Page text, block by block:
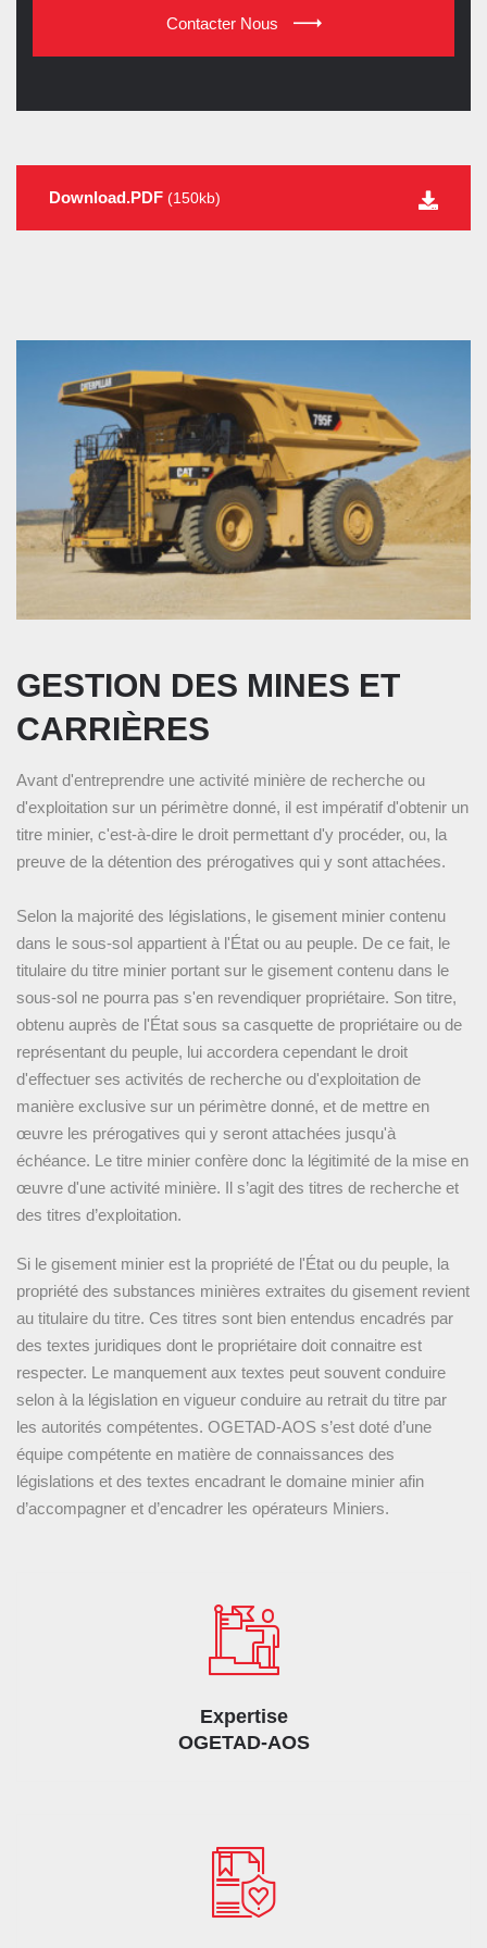
Contacter Nous
Download.PDF (150kb)
GESTION DES MINES ET
CARRIÈRES
Avant d'entreprendre une activité minière de recherche ou
d'exploitation sur un périmètre donné, il est impératif d'obtenir un
titre minier, c'est-à-dire le droit permettant d'y procéder, ou, la
preuve de la détention des prérogatives qui y sont attachées.
Selon la majorité des législations, le gisement minier contenu
dans le sous-sol appartient à l'État ou au peuple. De ce fait, le
titulaire du titre minier portant sur le gisement contenu dans le
sous-sol ne pourra pas s'en revendiquer propriétaire. Son titre,
obtenu auprès de l'État sous sa casquette de propriétaire ou de
représentant du peuple, lui accordera cependant le droit
d'effectuer ses activités de recherche ou d'exploitation de
manière exclusive sur un périmètre donné, et de mettre en
œuvre les prérogatives qui y seront attachées jusqu'à
échéance. Le titre minier confère donc la légitimité de la mise en
œuvre d'une activité minière. Il s’agit des titres de recherche et
des titres d’exploitation.
Si le gisement minier est la propriété de l'État ou du peuple, la
propriété des substances minières extraites du gisement revient
au titulaire du titre. Ces titres sont bien entendus encadrés par
des textes juridiques dont le propriétaire doit connaitre est
respecter. Le manquement aux textes peut souvent conduire
selon à la législation en vigueur conduire au retrait du titre par
les autorités compétentes. OGETAD-AOS s’est doté d’une
équipe compétente en matière de connaissances des
législations et des textes encadrant le domaine minier afin
d’accompagner et d’encadrer les opérateurs Miniers.
Expertise
OGETAD-AOS
OGETAD-AOS déploie plusieurs méthodes et techniques
grâce à ses équipes dynamiques dirigées par des expertes.
mais de sorte à satisfaire les exigences